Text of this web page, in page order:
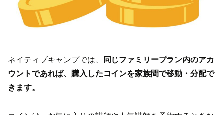
ネイティブキャンプでは、
同じファミリープラン内のアカ
ウントであれば、購入したコインを家族間で移動・分配で
きます。